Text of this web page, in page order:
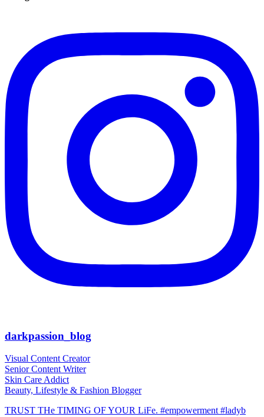
darkpassion_blog
Visual Content Creator
Senior Content Writer
Skin Care Addict
Beauty, Lifestyle & Fashion Blogger
TRUST THe TIMING OF YOUR LiFe. #empowerment #ladyb